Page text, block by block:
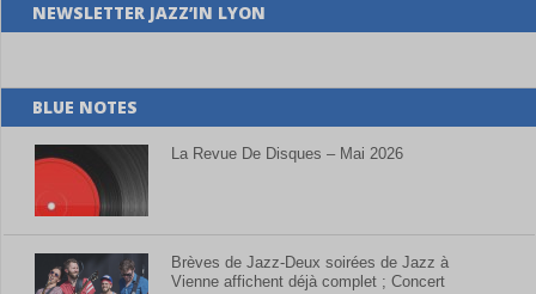
NEWSLETTER JAZZ’IN LYON
BLUE NOTES
La Revue De Disques – Mai 2026
Brèves de Jazz-Deux soirées de Jazz à
Vienne affichent déjà complet ; Concert